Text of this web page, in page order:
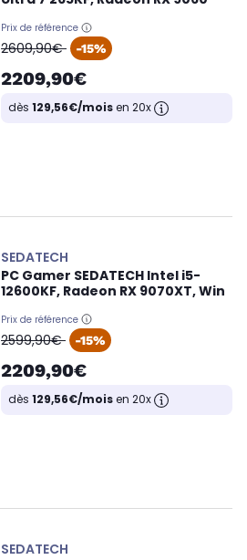
Prix de référence
oldPrice
2609,90€ -15%
2209,90€
dès 129,56€/moisen 20x
SEDATECH
PC Gamer SEDATECH Intel i5-
12600KF, Radeon RX 9070XT, Win
Prix de référence
oldPrice
2599,90€ -15%
2209,90€
dès 129,56€/moisen 20x
SEDATECH